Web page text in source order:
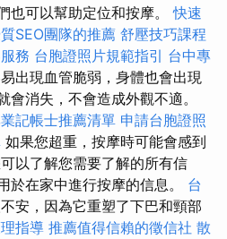
也可以幫助定位和按摩。快速
SEO團隊的推薦 舒壓技巧課程
務 台胞證照片規範指引 台中專
出現血管脆弱，身體也會出現
消失，不會造成外觀不適。
記帳士推薦清單 申請台胞證照
如果您超重，按摩時可能會感到
以了解您需要了解的所有信
於在家中進行按摩的信息。 台
安，因為它重塑了下巴和頸部
指導 推薦值得信賴的徵信社 散